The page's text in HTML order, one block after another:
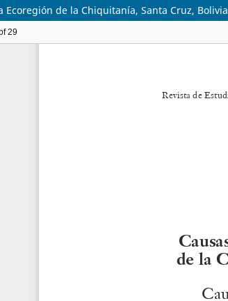
Ecoregión de la Chiquitanía, Santa Cruz, Bolivia